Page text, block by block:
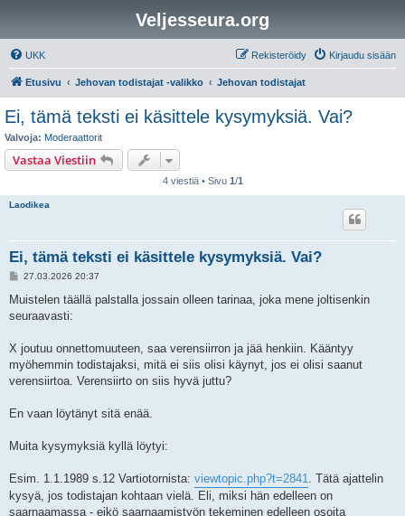
Veljesseura.org
UKK Kirjaudu sisään
Rekisteröidy
Etusivu Jehovan todistajat -valikko Jehovan todistajat
Ei, tämä teksti ei käsittele kysymyksiä. Vai?
Valvoja: Moderaattorit
Vastaa Viestiin
4 viestiä • Sivu 1/1
Laodikea
Ei, tämä teksti ei käsittele kysymyksiä. Vai?
V
e
t
27.03.2026 20:37
Muistelen täällä palstalla jossain olleen tarinaa, joka mene joltisenkin
seuraavasti:
X joutuu onnettomuuteen, saa verensiirron ja jää henkiin. Kääntyy
myöhemmin todistajaksi, mitä ei siis olisi käynyt, jos ei olisi saanut
verensiirtoa. Verensiirto on siis hyvä juttu?
En vaan löytänyt sitä enää.
Muita kysymyksiä kyllä löytyi:
Esim. 1.1.1989 s.12 Vartiotornista: viewtopic.php?t=2841
. Tätä ajattelin
kysyä, jos todistajan kohtaan vielä. Eli, miksi hän edelleen on
saarnaamassa - eikö saarnaamistyön tekeminen edelleen osoita